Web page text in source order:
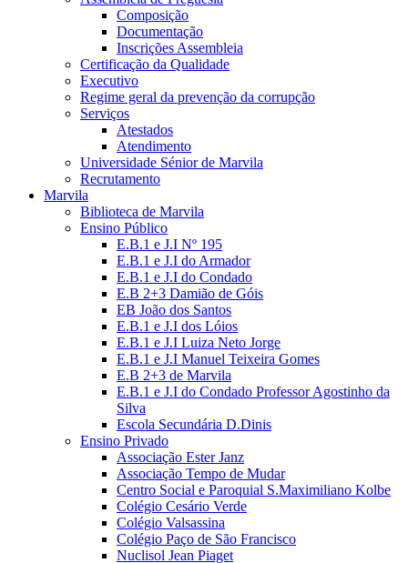
Composição
Documentação
Inscrições Assembleia
Certificação da Qualidade
Executivo
Regime geral da prevenção da corrupção
Serviços
Atestados
Atendimento
Universidade Sénior de Marvila
Recrutamento
Marvila
Biblioteca de Marvila
Ensino Público
E.B.1 e J.I Nº 195
E.B.1 e J.I do Armador
E.B.1 e J.I do Condado
E.B 2+3 Damião de Góis
EB João dos Santos
E.B.1 e J.I dos Lóios
E.B.1 e J.I Luiza Neto Jorge
E.B.1 e J.I Manuel Teixeira Gomes
E.B 2+3 de Marvila
E.B.1 e J.I do Condado Professor Agostinho da
Silva
Escola Secundária D.Dinis
Ensino Privado
Associação Ester Janz
Associação Tempo de Mudar
Centro Social e Paroquial S.Maximiliano Kolbe
Colégio Cesário Verde
Colégio Valsassina
Colégio Paço de São Francisco
Nuclisol Jean Piaget